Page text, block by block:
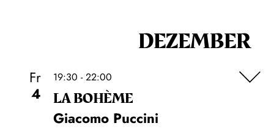
DEZEMBER
Fr
4
19:30 - 22:00
LA BOHÈME
Giacomo Puccini